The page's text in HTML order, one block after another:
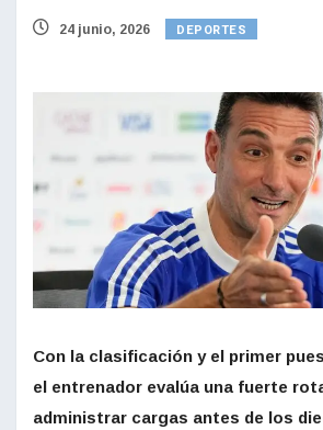
24 junio, 2026 DEPORTES
Con la clasificación y el primer
el entrenador evalúa una fuerte
administrar cargas antes de los